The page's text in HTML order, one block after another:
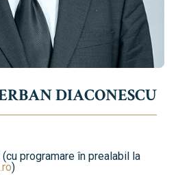
DIACONESCU
programare în prealabil la
)